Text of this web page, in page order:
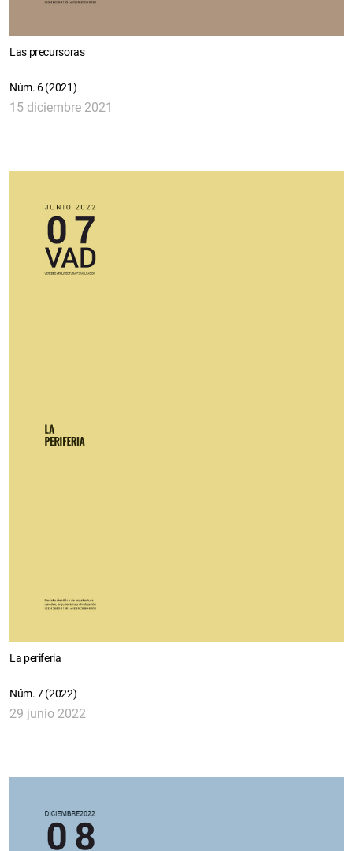
Las precursoras
Núm. 6 (2021)
15 diciembre 2021
La periferia
Núm. 7 (2022)
29 junio 2022